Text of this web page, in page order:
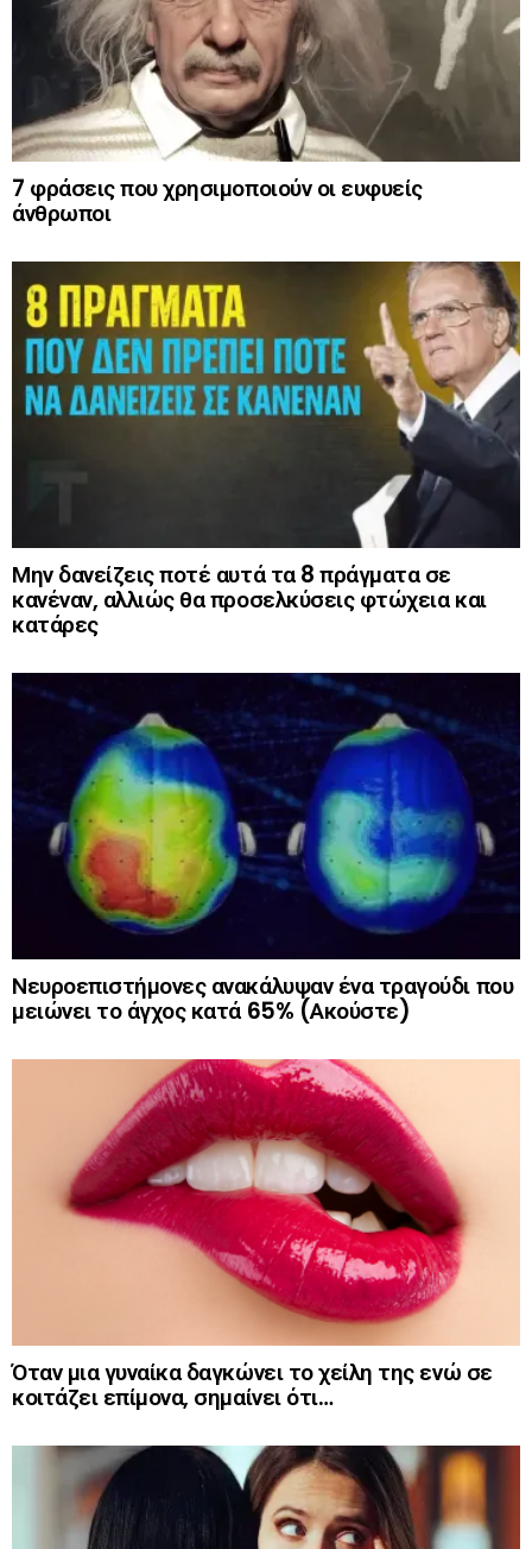
7 φράσεις που χρησιμοποιούν οι ευφυείς
άνθρωποι
Μην δανείζεις ποτέ αυτά τα 8 πράγματα σε
κανέναν, αλλιώς θα προσελκύσεις φτώχεια και
κατάρες
Νευροεπιστήμονες ανακάλυψαν ένα τραγούδι που
μειώνει το άγχος κατά 65% (Ακούστε)
Όταν μια γυναίκα δαγκώνει το χείλη της ενώ σε
κοιτάζει επίμονα, σημαίνει ότι…